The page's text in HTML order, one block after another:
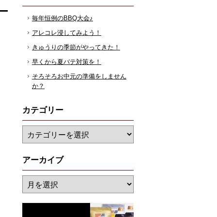
毎年恒例のBBQ大会♪
アレコレ浸してみよう！
きゅうりの季節がやってきた！
早くから夏バテ対策を！
そろそろお中元の準備をしません
か？
カテゴリー
アーカイブ